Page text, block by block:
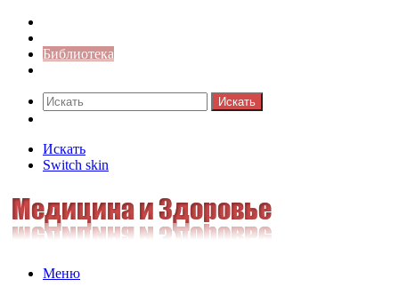
Библиотека
Искать
Искать
Switch skin
Меню